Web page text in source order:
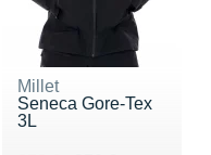
Millet
Seneca Gore-Tex
3L